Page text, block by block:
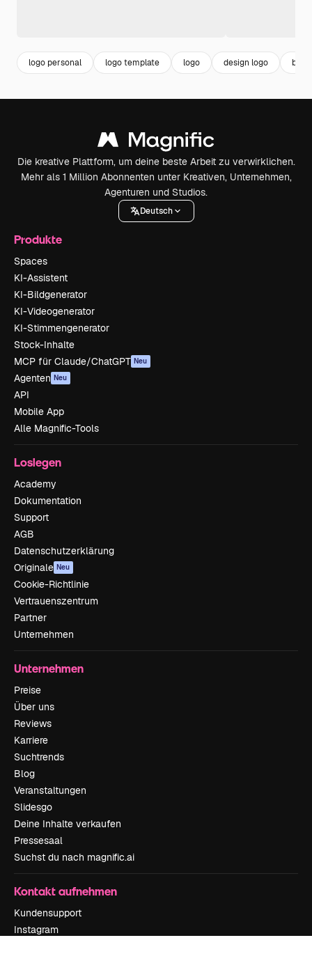
logo personal logo template logo design logo
Die kreative Plattform, um deine beste Arbeit zu verwirklichen.
Mehr als 1 Million Abonnenten unter Kreativen, Unternehmen,
Agenturen und Studios.
Deutsch
Produkte
Spaces
KI-Assistent
KI-Bildgenerator
KI-Videogenerator
KI-Stimmengenerator
Stock-Inhalte
MCP für Claude/ChatGPT Neu
Agenten Neu
API
Mobile App
Alle Magnific-Tools
Loslegen
Academy
Dokumentation
Support
AGB
Datenschutzerklärung
Originale Neu
Cookie-Richtlinie
Vertrauenszentrum
Partner
Unternehmen
Unternehmen
Preise
Über uns
Reviews
Karriere
Suchtrends
Blog
Veranstaltungen
Slidesgo
Deine Inhalte verkaufen
Pressesaal
Suchst du nach magnific.ai
Kontakt aufnehmen
Kundensupport
Instagram